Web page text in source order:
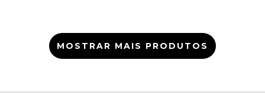
MOSTRAR MAIS PRODUTOS